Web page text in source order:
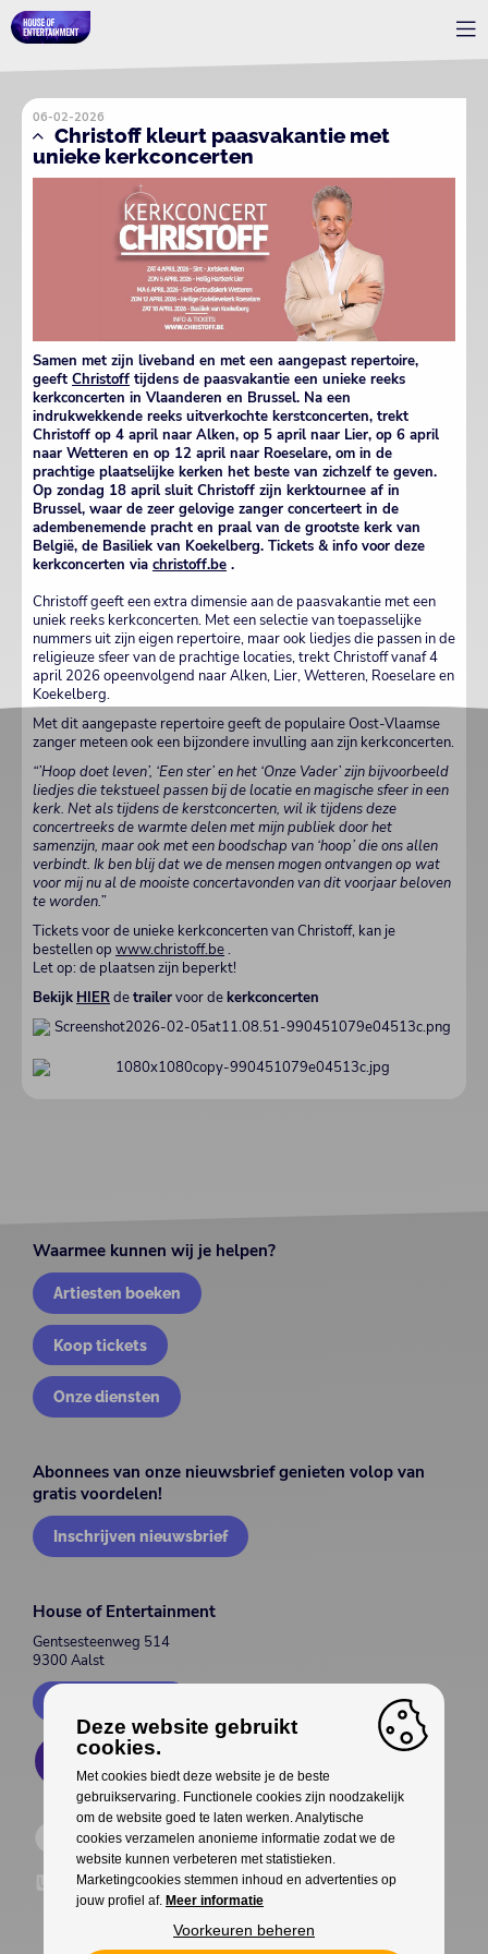
06-02-2026
Christoff kleurt paasvakantie met
unieke kerkconcerten
Samen met zijn liveband en met een aangepast repertoire,
geeft Christoff tijdens de paasvakantie een unieke reeks
kerkconcerten in Vlaanderen en Brussel. Na een
indrukwekkende reeks uitverkochte kerstconcerten, trekt
Christoff op 4 april naar Alken, op 5 april naar Lier, op 6 april
naar Wetteren en op 12 april naar Roeselare, om in de
prachtige plaatselijke kerken het beste van zichzelf te geven.
Op zondag 18 april sluit Christoff zijn kerktournee af in
Brussel, waar de zeer gelovige zanger concerteert in de
adembenemende pracht en praal van de grootste kerk van
België, de Basiliek van Koekelberg. Tickets & info voor deze
kerkconcerten via christoff.be .
Christoff geeft een extra dimensie aan de paasvakantie met een
uniek reeks kerkconcerten. Met een selectie van toepasselijke
nummers uit zijn eigen repertoire, maar ook liedjes die passen in de
religieuze sfeer van de prachtige locaties, trekt Christoff vanaf 4
april 2026 opeenvolgend naar Alken, Lier, Wetteren, Roeselare en
Koekelberg.
Met dit aangepaste repertoire geeft de populaire Oost-Vlaamse
zanger meteen ook een bijzondere invulling aan zijn kerkconcerten.
“’Hoop doet leven’, ‘Een ster’ en het ‘Onze Vader’ zijn bijvoorbeeld
liedjes die tekstueel passen bij de locatie en magische sfeer in een
kerk. Net als tijdens de kerstconcerten, wil ik tijdens deze
concertreeks de warmte delen met mijn publiek door het
samenzijn, maar ook met een boodschap van ‘hoop’ die ons allen
verbindt. Ik ben blij dat we de mensen mogen ontvangen op wat
voor mij nu al de mooiste concertavonden van dit voorjaar beloven
te worden.”
Tickets voor de unieke kerkconcerten van Christoff, kan je
bestellen op www.christoff.be.
Let op: de plaatsen zijn beperkt!
Bekijk HIERdetrailervoor dekerkconcerten
Waarmee kunnen wij je helpen?
Artiesten boeken
Koop tickets
Onze diensten
Abonnees van onze nieuwsbrief genieten volop van
gratis voordelen!
Inschrijven nieuwsbrief
House of Entertainment
Gentsesteenweg 514
9300 Aalst
Deze website gebruikt
cookies.
Met cookies biedt deze website je de beste
gebruikservaring. Functionele cookies zijn noodzakelijk
om de website goed te laten werken. Analytische
cookies verzamelen anonieme informatie zodat we de
website kunnen verbeteren met statistieken.
Marketingcookies stemmen inhoud en advertenties op
jouw profiel af. Meer informatie
Voorkeuren beheren